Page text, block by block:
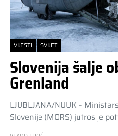
VIJESTI SVIJET
Slovenija šalje
Grenland
LJUBLJANA/NUUK –
Slovenije (MORS) jutros je